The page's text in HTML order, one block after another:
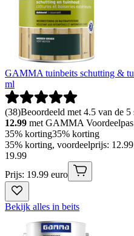
GAMMA tuinbeits schutting &
ml
(38)Beoordeeld met 4.5 van de
12.99 met GAMMA Voordeelpas
35% korting35% korting
35% korting, voordeelprijs:
19.99
Prijs: 19.99 euro
Bekijk alles in beits